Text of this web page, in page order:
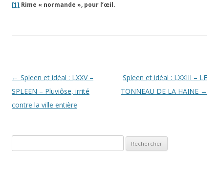
[1] Rime « normande », pour l’œil.
Navigation
des
articles
← Spleen et idéal : LXXV –
SPLEEN – Pluviôse, irrité
contre la ville entière
Spleen et idéal : LXXIII – LE
TONNEAU DE LA HAINE →